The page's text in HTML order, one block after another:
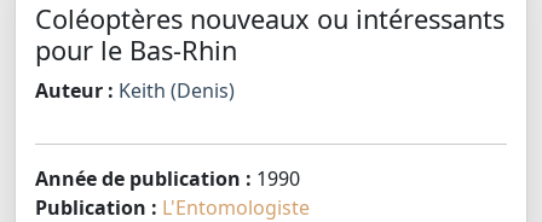
Coléoptères nouveaux ou intéressants
pour le Bas-Rhin
Auteur : Keith (Denis)
Année de publication : 1990
Publication : L'Entomologiste